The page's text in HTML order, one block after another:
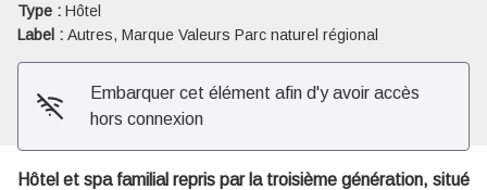
Type : Hôtel
Label : Autres, Marque Valeurs Parc naturel régional
Embarquer cet élément afin d'y avoir accès
hors connexion
Hôtel et spa familial repris par la troisième génération, situé